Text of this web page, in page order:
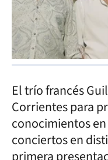
El trío francés
Corrientes para
conocimientos
conciertos en